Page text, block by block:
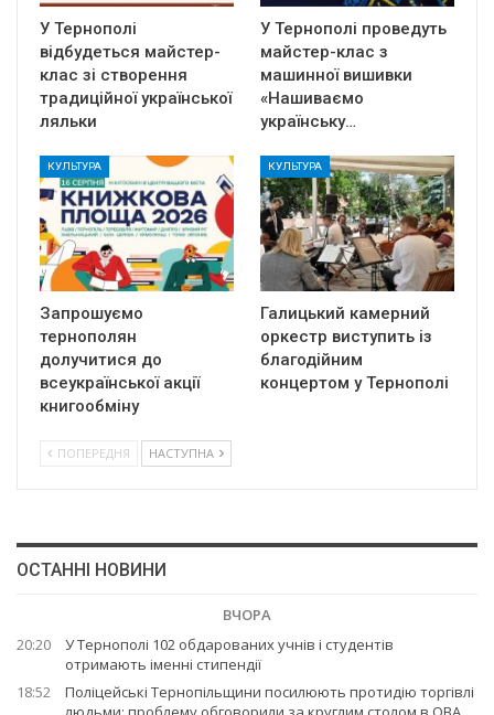
У Тернополі
відбудеться майстер-
клас зі створення
традиційної української
ляльки
У Тернополі проведуть
майстер-клас з
машинної вишивки
«Нашиваємо
українську…
КУЛЬТУРА
Запрошуємо
тернополян
долучитися до
всеукраїнської акції
книгообміну
КУЛЬТУРА
Галицький камерний
оркестр виступить із
благодійним
концертом у Тернополі
ПОПЕРЕДНЯ НАСТУПНА
ОСТАННІ НОВИНИ
ВЧОРА
20:20
У Тернополі 102 обдарованих учнів і студентів
отримають іменні стипендії
18:52
Поліцейські Тернопільщини посилюють протидію торгівлі